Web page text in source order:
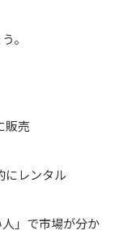
。
販売
にレンタル
」で市場が分か